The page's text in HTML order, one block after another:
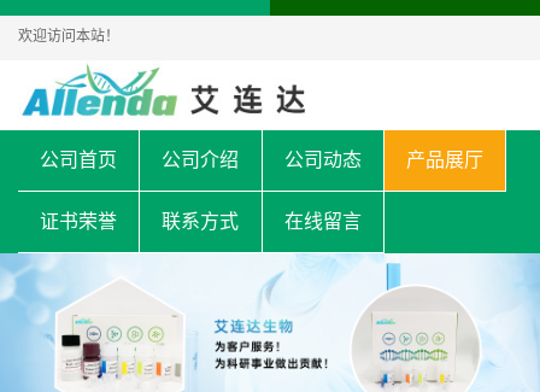
欢迎访问本站！
公司首页 公司介绍 公司动态 产品展厅
证书荣誉 联系方式 在线留言